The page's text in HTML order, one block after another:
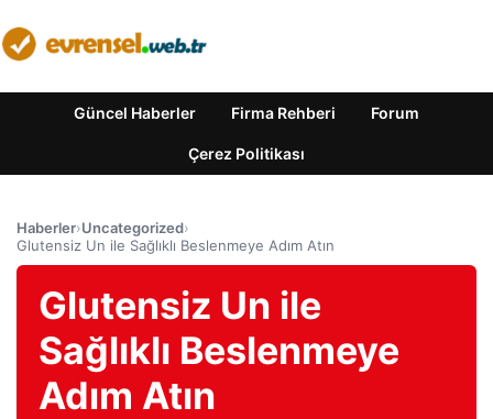
Güncel Haberler Firma Rehberi Forum
Çerez Politikası
Haberler›Uncategorized›
Glutensiz Un ile Sağlıklı Beslenmeye Adım Atın
Glutensiz Un ile
Sağlıklı Beslenmeye
Adım Atın